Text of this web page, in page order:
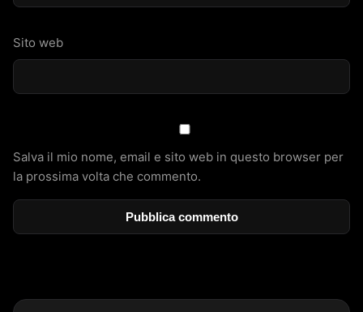
Sito web
Salva il mio nome, email e sito web in questo browser per
la prossima volta che commento.